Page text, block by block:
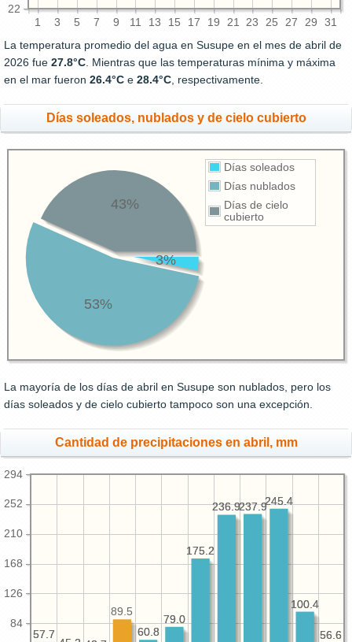
1 3 5 7 9 11 13 15 17 19 21 23 25 27 29 31
22
La temperatura promedio del agua en Susupe en el mes de abril de
2026 fue 27.8°C . Mientras que las temperaturas mínima y máxima
en el mar fueron 26.4°C e 28.4°C , respectivamente.
Días soleados, nublados y de cielo cubierto
Días soleados
Días nublados
Días de cielo
cubierto
3%
53%
43%
La mayoría de los días de abril en Susupe son nublados, pero los
días soleados y de cielo cubierto tampoco son una excepción.
Cantidad de precipitaciones en abril, mm
84
126
168
210
252
294
56.6
100.4
245.4
237.9
236.9
175.2
79.0
60.8
57.7 56.6
100.4
245.4
237.9
236.9
175.2
79.0
60.8
89.5
57.7